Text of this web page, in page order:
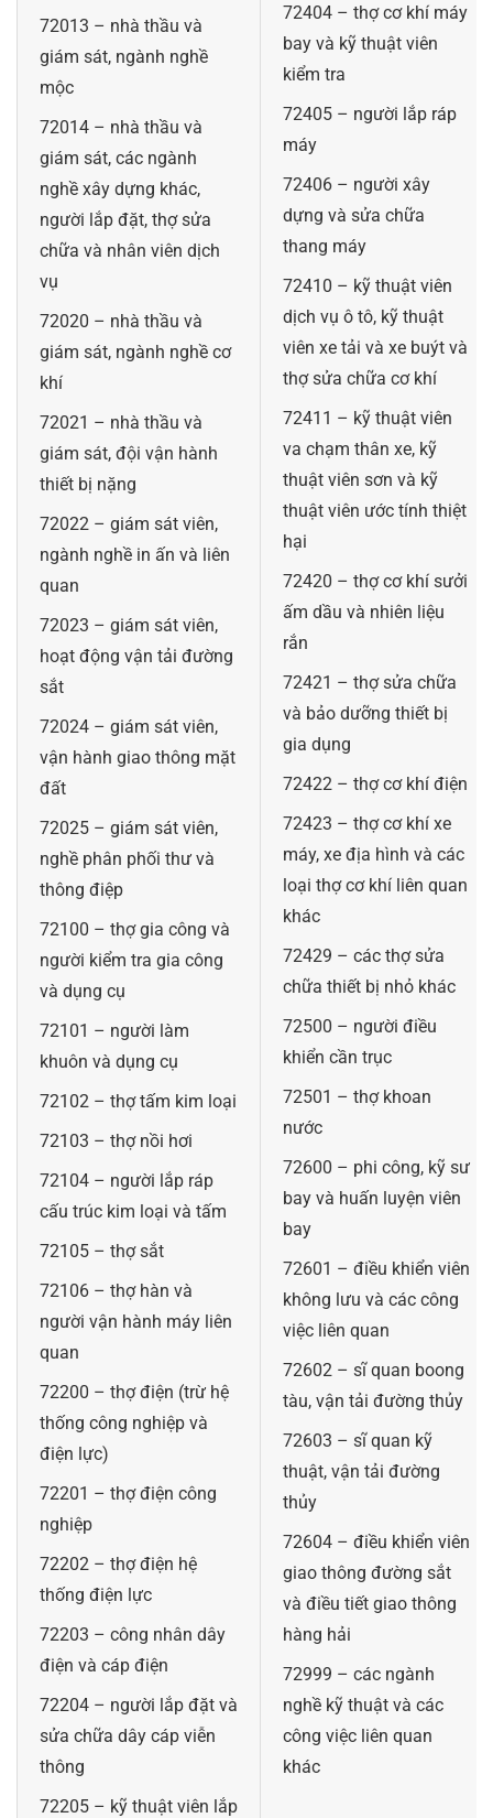
72013 – nhà thầu và
giám sát, ngành nghề
mộc
72014 – nhà thầu và
giám sát, các ngành
nghề xây dựng khác,
người lắp đặt, thợ sửa
chữa và nhân viên dịch
vụ
72020 – nhà thầu và
giám sát, ngành nghề cơ
khí
72021 – nhà thầu và
giám sát, đội vận hành
thiết bị nặng
72022 – giám sát viên,
ngành nghề in ấn và liên
quan
72023 – giám sát viên,
hoạt động vận tải đường
sắt
72024 – giám sát viên,
vận hành giao thông mặt
đất
72025 – giám sát viên,
nghề phân phối thư và
thông điệp
72100 – thợ gia công và
người kiểm tra gia công
và dụng cụ
72101 – người làm
khuôn và dụng cụ
72102 – thợ tấm kim loại
72103 – thợ nồi hơi
72104 – người lắp ráp
cấu trúc kim loại và tấm
72105 – thợ sắt
72106 – thợ hàn và
người vận hành máy liên
quan
72200 – thợ điện (trừ hệ
thống công nghiệp và
điện lực)
72201 – thợ điện công
nghiệp
72202 – thợ điện hệ
thống điện lực
72203 – công nhân dây
điện và cáp điện
72204 – người lắp đặt và
sửa chữa dây cáp viễn
thông
72205 – kỹ thuật viên lắp
72404 – thợ cơ khí máy
bay và kỹ thuật viên
kiểm tra
72405 – người lắp ráp
máy
72406 – người xây
dựng và sửa chữa
thang máy
72410 – kỹ thuật viên
dịch vụ ô tô, kỹ thuật
viên xe tải và xe buýt và
thợ sửa chữa cơ khí
72411 – kỹ thuật viên
va chạm thân xe, kỹ
thuật viên sơn và kỹ
thuật viên ước tính thiệt
hại
72420 – thợ cơ khí sưởi
ấm dầu và nhiên liệu
rắn
72421 – thợ sửa chữa
và bảo dưỡng thiết bị
gia dụng
72422 – thợ cơ khí điện
72423 – thợ cơ khí xe
máy, xe địa hình và các
loại thợ cơ khí liên quan
khác
72429 – các thợ sửa
chữa thiết bị nhỏ khác
72500 – người điều
khiển cần trục
72501 – thợ khoan
nước
72600 – phi công, kỹ sư
bay và huấn luyện viên
bay
72601 – điều khiển viên
không lưu và các công
việc liên quan
72602 – sĩ quan boong
tàu, vận tải đường thủy
72603 – sĩ quan kỹ
thuật, vận tải đường
thủy
72604 – điều khiển viên
giao thông đường sắt
và điều tiết giao thông
hàng hải
72999 – các ngành
nghề kỹ thuật và các
công việc liên quan
khác